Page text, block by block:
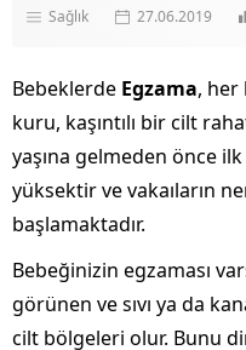
Sağlık 27.06.2019
Bebeklerde Egzama, her
kuru, kaşıntılı bir cilt
yaşına gelmeden önce ilk
yüksektir ve vakaıların
başlamaktadır.
Bebeğinizin egzaması
görünen ve sıvı ya da
cilt bölgeleri olur. Bunu